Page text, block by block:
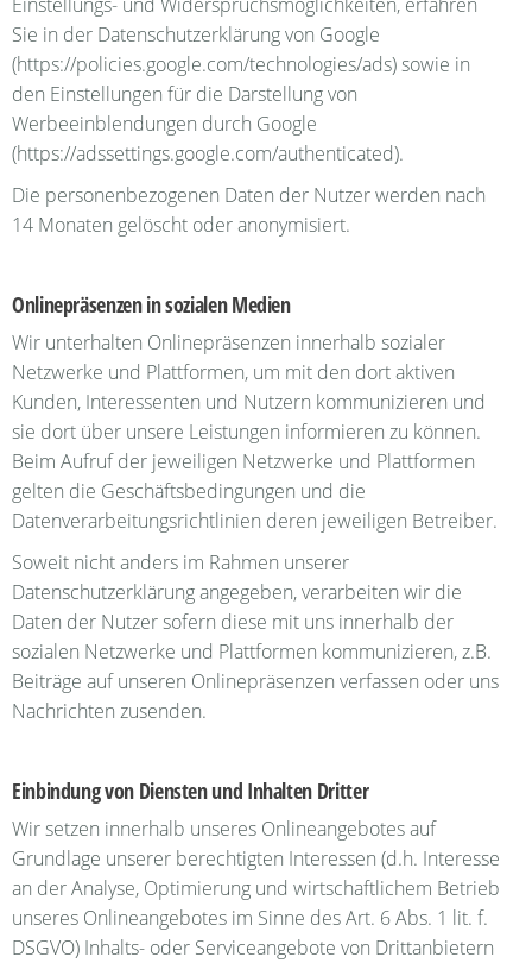
Sie in der Datenschutzerklärung von Google
(https://policies.google.com/technologies/ads) sowie in
den Einstellungen für die Darstellung von
Werbeeinblendungen durch Google
(https://adssettings.google.com/authenticated).
Die personenbezogenen Daten der Nutzer werden nach
14 Monaten gelöscht oder anonymisiert.
Onlinepräsenzen in sozialen Medien
Wir unterhalten Onlinepräsenzen innerhalb sozialer
Netzwerke und Plattformen, um mit den dort aktiven
Kunden, Interessenten und Nutzern kommunizieren und
sie dort über unsere Leistungen informieren zu können.
Beim Aufruf der jeweiligen Netzwerke und Plattformen
gelten die Geschäftsbedingungen und die
Datenverarbeitungsrichtlinien deren jeweiligen Betreiber.
Soweit nicht anders im Rahmen unserer
Datenschutzerklärung angegeben, verarbeiten wir die
Daten der Nutzer sofern diese mit uns innerhalb der
sozialen Netzwerke und Plattformen kommunizieren, z.B.
Beiträge auf unseren Onlinepräsenzen verfassen oder uns
Nachrichten zusenden.
Einbindung von Diensten und Inhalten Dritter
Wir setzen innerhalb unseres Onlineangebotes auf
Grundlage unserer berechtigten Interessen (d.h. Interesse
an der Analyse, Optimierung und wirtschaftlichem Betrieb
unseres Onlineangebotes im Sinne des Art. 6 Abs. 1 lit. f.
DSGVO) Inhalts- oder Serviceangebote von Drittanbietern